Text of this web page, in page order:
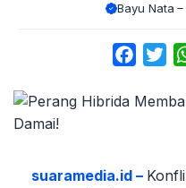
Bayu Nata
suaramedia.id –